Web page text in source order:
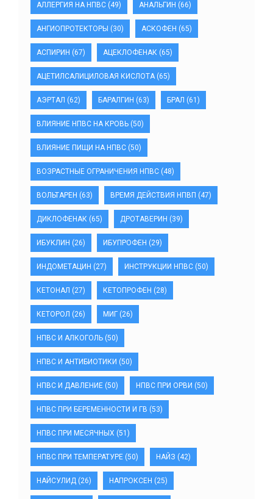
АЛЛЕРГИЯ НА НПВС (49) АНАЛЬГИН (66)
АНГИОПРОТЕКТОРЫ (30) АСКОФЕН (65)
АСПИРИН (67) АЦЕКЛОФЕНАК (65)
АЦЕТИЛСАЛИЦИЛОВАЯ КИСЛОТА(65)
АЭРТАЛ (62) БАРАЛГИН (63) БРАЛ (61)
ВЛИЯНИЕ НПВС НА КРОВЬ (50)
ВЛИЯНИЕ ПИЩИ НА НПВС (50)
ВОЗРАСТНЫЕ ОГРАНИЧЕНИЯ НПВС (48)
ВОЛЬТАРЕН (63) ВРЕМЯ ДЕЙСТВИЯ НПВП (47)
ДИКЛОФЕНАК (65) ДРОТАВЕРИН (39)
ИБУКЛИН (26) ИБУПРОФЕН (29)
ИНДОМЕТАЦИН (27) ИНСТРУКЦИИ НПВС (50)
КЕТОНАЛ (27) КЕТОПРОФЕН (28)
КЕТОРОЛ (26) МИГ (26)
НПВС И АЛКОГОЛЬ (50)
НПВС И АНТИБИОТИКИ (50)
НПВС И ДАВЛЕНИЕ (50) НПВС ПРИ ОРВИ (50)
НПВС ПРИ БЕРЕМЕННОСТИ И ГВ (53)
НПВС ПРИ МЕСЯЧНЫХ (51)
НПВС ПРИ ТЕМПЕРАТУРЕ (50) НАЙЗ (42)
НАЙСУЛИД (26) НАПРОКСЕН (25)